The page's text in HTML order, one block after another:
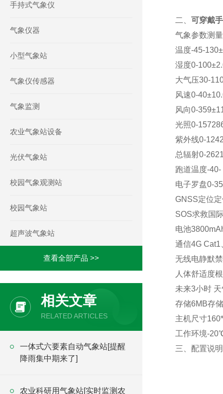
手持式气象仪
气象仪器
小型气象站
气象仪传感器
气象监测
农业气象站设备
光伏气象站
校园气象观测站
校园气象站
超声波气象站
查看全部产品 >>
相关文章
RELATED ARTICLES
一体式六要素自动气象站[提醒
降雨集中期来了]
农业科研用气象站[实时监测农
二、 可穿戴
气象参数测
温度-45-
湿度0-
大气压30-
风速0-
风向0-
光照0-
紫外线0-
总辐射0-
跑道温度-
电子罗盘0-
GNSS定位
SOS求救国
电池
通信4G
无线电静默
人体舒适度
未来3小时
存储6MB存
主机尺寸
工作环境-
三、配置说明